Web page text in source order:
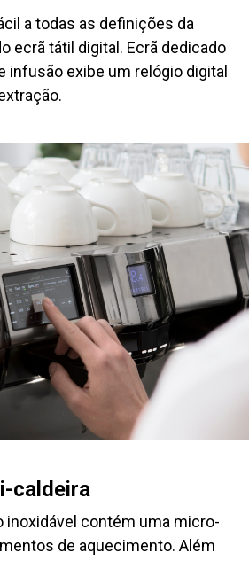
a todas as definições da
ecrã tátil digital. Ecrã dedicado
infusão exibe um relógio digital
caldeira
inoxidável contém uma micro-
de aquecimento. Além